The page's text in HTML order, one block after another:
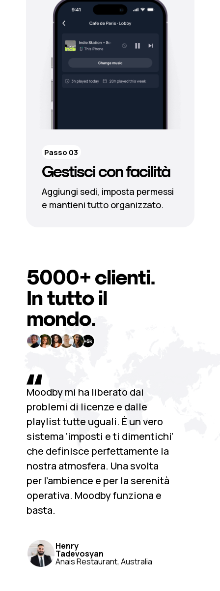
Gestisci con facilità
Aggiungi sedi, imposta permessi
e mantieni tutto organizzato.
Passo 03
Moodby mi ha liberato dai
problemi di licenze e dalle
playlist tutte uguali. È un vero
sistema ‘imposti e ti dimentichi’
che definisce perfettamente la
nostra atmosfera. Una svolta
per l’ambience e per la serenità
operativa. Moodby funziona e
basta.
Henry
Tadevosyan
Anais Restaurant, Australia
5000+ clienti.
In tutto il
mondo.